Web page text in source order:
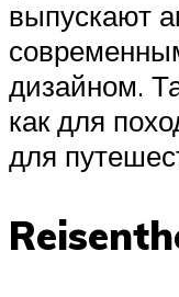
выпускают
дизайном.
как для
для